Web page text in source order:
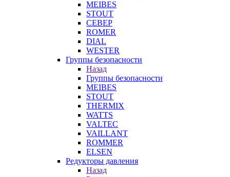
MEIBES
STOUT
СЕВЕР
ROMER
DIAL
WESTER
Группы безопасности
Назад
Группы безопасности
MEIBES
STOUT
THERMIX
WATTS
VALTEC
VAILLANT
ROMMER
ELSEN
Редукторы давления
Назад